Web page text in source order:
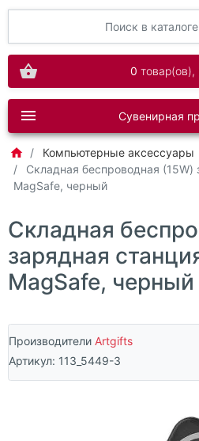
0 товар(ов),
Сувенирная
Компьютерные аксессуары
Складная беспроводная (15W)
MagSafe, черный
Складная
зарядная
MagSafe, черный
Производители Artgifts
Артикул: 113_5449-3